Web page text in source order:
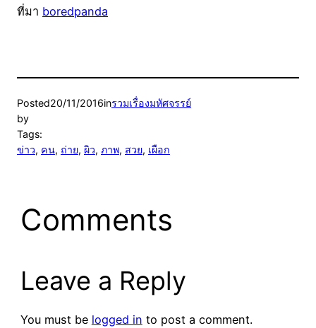
ที่มา boredpanda
Posted20/11/2016inรวมเรื่องมหัศจรรย์
by
Tags:
ข่าว, คน, ถ่าย, ผิว, ภาพ, สวย, เผือก
Comments
Leave a Reply
You must be logged in to post a comment.